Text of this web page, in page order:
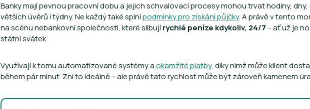
Banky mají pevnou pracovní dobu a jejich schvalovací procesy mohou trvat hodiny, dny,
větších úvěrů i týdny. Ne každý také splnípodmínky pro získání půjčky. A právě v tento
na scénu nebankovní společnosti, které slibujírychlé peníze kdykoliv, 24/7 – ať už je
státní svátek.
Využívají k tomu automatizované systémy aokamžité platby, díky nimž může klient
během pár minut. Zní to ideálně – ale právě tato rychlost může být zároveň kamenem